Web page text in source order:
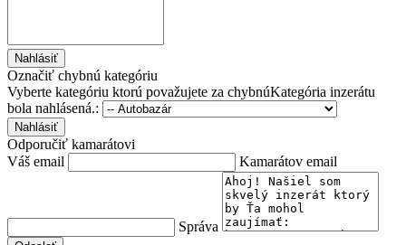
Nahlásiť
Označiť chybnú kategóriu
Vyberte kategóriu ktorú považujete za chybnúKategória inzerátu
bola nahlásená.:
Nahlásiť
Odporučiť kamarátovi
Váš email
Kamarátov email
Správa